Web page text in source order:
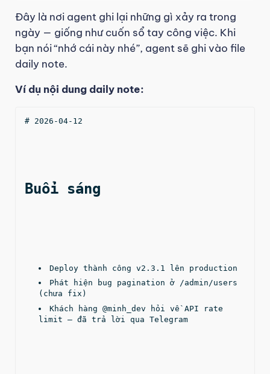
Đây là nơi agent ghi lại những gì xảy ra trong
ngày — giống như cuốn sổ tay công việc. Khi
bạn nói “nhớ cái này nhé”, agent sẽ ghi vào file
daily note.
Ví dụ nội dung daily note:
# 2026-04-12
Buổi sáng
Deploy thành công v2.3.1 lên production
Phát hiện bug pagination ở /admin/users
(chưa fix)
Khách hàng @minh_dev hỏi về API rate
limit — đã trả lời qua Telegram